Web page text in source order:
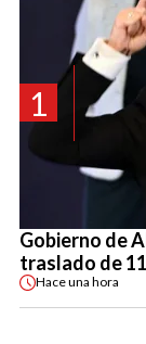
1
Gobierno de
traslado de
Haceuna hora